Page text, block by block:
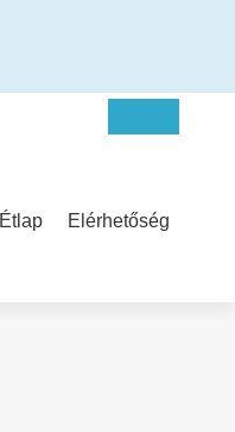
Étlap Elérhetőség